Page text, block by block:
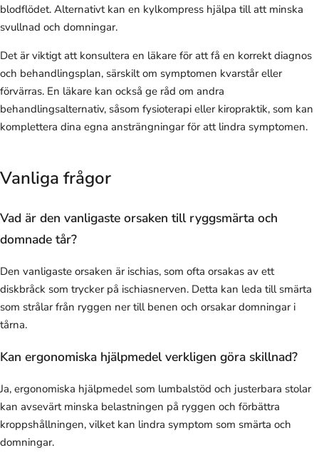
blodflödet. Alternativt kan en kylkompress hjälpa till att minska
svullnad och domningar.
Det är viktigt att konsultera en läkare för att få en korrekt diagnos
och behandlingsplan, särskilt om symptomen kvarstår eller
förvärras. En läkare kan också ge råd om andra
behandlingsalternativ, såsom fysioterapi eller kiropraktik, som kan
komplettera dina egna ansträngningar för att lindra symptomen.
Vanliga frågor
Vad är den vanligaste orsaken till ryggsmärta och
domnade tår?
Den vanligaste orsaken är ischias, som ofta orsakas av ett
diskbråck som trycker på ischiasnerven. Detta kan leda till smärta
som strålar från ryggen ner till benen och orsakar domningar i
tårna.
Kan ergonomiska hjälpmedel verkligen göra skillnad?
Ja, ergonomiska hjälpmedel som lumbalstöd och justerbara stolar
kan avsevärt minska belastningen på ryggen och förbättra
kroppshållningen, vilket kan lindra symptom som smärta och
domningar.